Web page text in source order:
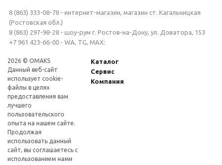
8 (863) 333-08-78 - интернет-магазин, магазин ст. Кагальницкая
(Ростовская обл.)
8 (863) 297-98-28 - шоу-рум г. Ростов-на-Дону, ул. Доватора, 153
+7 961 423-66-00 - WA, TG, MAX:
2026 © OMAKS
Данный веб-сайт
использует cookie-
файлы в целях
предоставления вам
лучшего
пользовательского
опыта на нашем сайте.
Продолжая
использовать данный
сайт, вы соглашаетесь с
использованием нами
Каталог
Сервис
Компания